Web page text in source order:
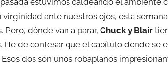
virginidad ante nuestros ojos, esta
Pero, dónde van a parar, Chuck y Blair
He de confesar que el capítulo donde se
dos son unos robaplanos